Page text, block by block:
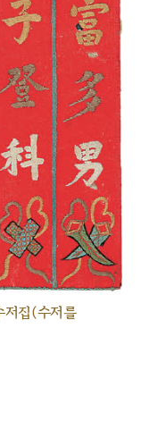
저집(수저를